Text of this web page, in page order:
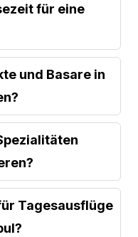
für eine
und Basare in
Tagesausflüge